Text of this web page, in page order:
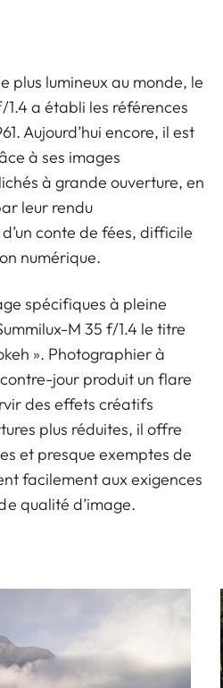
plus lumineux au monde, le
a établi les références
Aujourd’hui encore, il est
à ses images
à grande ouverture, en
leur rendu
conte de fées, difficile
numérique.
spécifiques à pleine
M 35 f/1.4 le titre
». Photographier à
jour produit un flare
des effets créatifs
plus réduites, il offre
et presque exemptes de
facilement aux exigences
qualité d’image.